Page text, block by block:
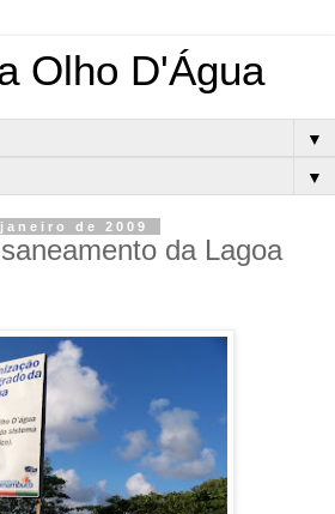
Olho D'Água
▼
▼
de 2009
da Lagoa